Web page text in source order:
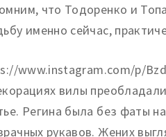
что Тодоренко и
именно сейчас,
www.instagram.com/p/
вилы
Регина была без фаты
рукавов. Жених